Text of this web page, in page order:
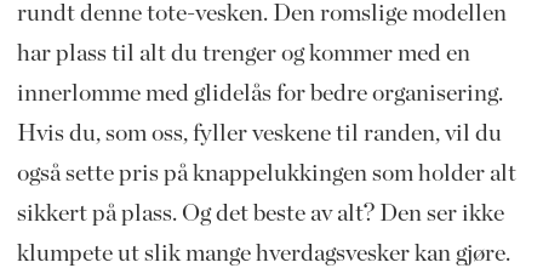
rundt denne tote-vesken. Den romslige modellen
har plass til alt du trenger og kommer med en
innerlomme med glidelås for bedre organisering.
Hvis du, som oss, fyller veskene til randen, vil du
også sette pris på knappelukkingen som holder alt
sikkert på plass. Og det beste av alt? Den ser ikke
klumpete ut slik mange hverdagsvesker kan gjøre.